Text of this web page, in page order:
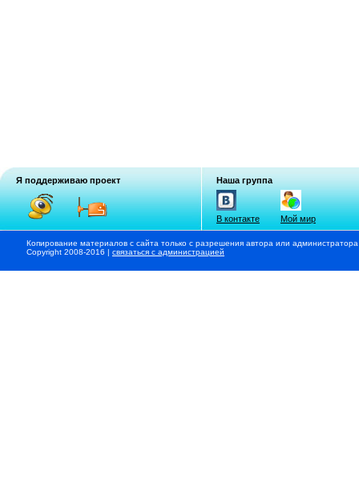
Я поддерживаю проект Наша группа
В контакте Мой мир
Копирование материалов с сайта только с разрешения автора или
Copyright 2008-2016 | связаться с администрацией